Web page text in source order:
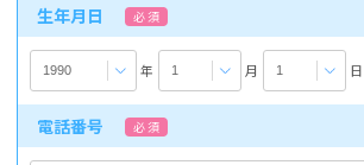
生年月日 必 須
年 月 日
電話番号 必 須